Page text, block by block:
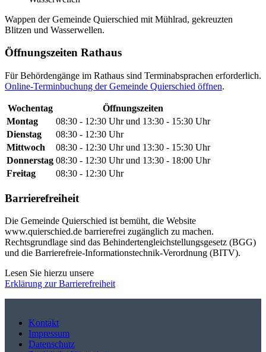
Wappen der Gemeinde Quierschied mit Mühlrad, gekreuzten
Blitzen und Wasserwellen.
Öffnungszeiten Rathaus
Für Behördengänge im Rathaus sind Terminabsprachen erforderlich.
Online-Terminbuchung der Gemeinde Quierschied öffnen.
Wochentag
Öffnungszeiten
Montag
08:30 - 12:30 Uhr und 13:30 - 15:30 Uhr
Dienstag
08:30 - 12:30 Uhr
Mittwoch
08:30 - 12:30 Uhr und 13:30 - 15:30 Uhr
Donnerstag 08:30 - 12:30 Uhr und 13:30 - 18:00 Uhr
Freitag
08:30 - 12:30 Uhr
Barrierefreiheit
Die Gemeinde Quierschied ist bemüht, die Website
www.quierschied.de barrierefrei zugänglich zu machen.
Rechtsgrundlage sind das Behindertengleichstellungsgesetz (BGG)
und die Barrierefreie-Informationstechnik-Verordnung (BITV).
Lesen Sie hierzu unsere
Erklärung zur Barrierefreiheit
Kontakt
Impressum
Datenschutz